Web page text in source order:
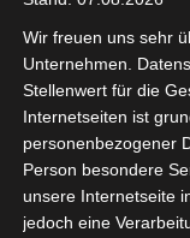
« Alle
Wir freuen uns sehr
Unternehmen.
Stellenwert für die
Internetseiten ist
personenbezogener
Person besondere
unsere Internetseite
jedoch eine